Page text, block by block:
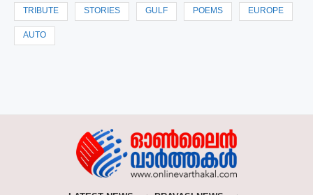
TRIBUTE STORIES GULF POEMS EUROPE
AUTO